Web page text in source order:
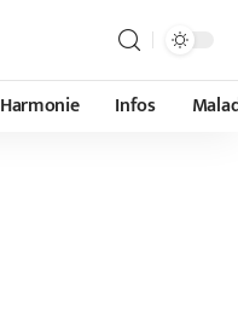
Harmonie Infos